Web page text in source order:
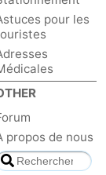
pour les
propos de nous